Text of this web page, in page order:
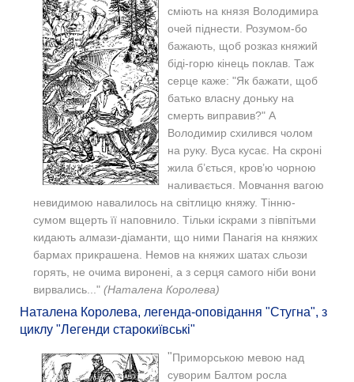
сміють на князя Володимира
очей піднести. Розумом-бо
бажають, щоб розказ княжий
біді-горю кінець поклав. Таж
серце каже: "Як бажати, щоб
батько власну доньку на
смерть виправив?" А
Володимир схилився чолом
на руку. Вуса кусає. На скроні
жила б’ється, кров’ю чорною
наливається. Мовчання вагою
невидимою навалилось на світлицю княжу. Тінню-
сумом вщерть її наповнило. Тільки іскрами з півпітьми
кидають алмази-діаманти, що ними Панагія на княжих
бармах прикрашена. Немов на княжих шатах сльози
горять, не очима виронені, а з серця самого ніби вони
вирвались..." (Наталена Королева)
Наталена Королева, легенда-оповідання "Стугна", з
циклу "Легенди старокиївські"
"Приморською мевою над
суворим Балтом росла